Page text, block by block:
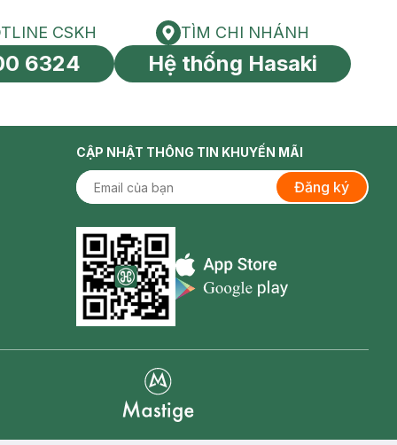
toàn cầu
HOTLINE CSKH
CSKH
6324
Tìm chi nhánh
TÌM CHI NHÁNH
Hệ thống Hasaki
CẬP NHẬT THÔNG TIN KHUYẾN MÃI
Đăng ký
Appstore icon